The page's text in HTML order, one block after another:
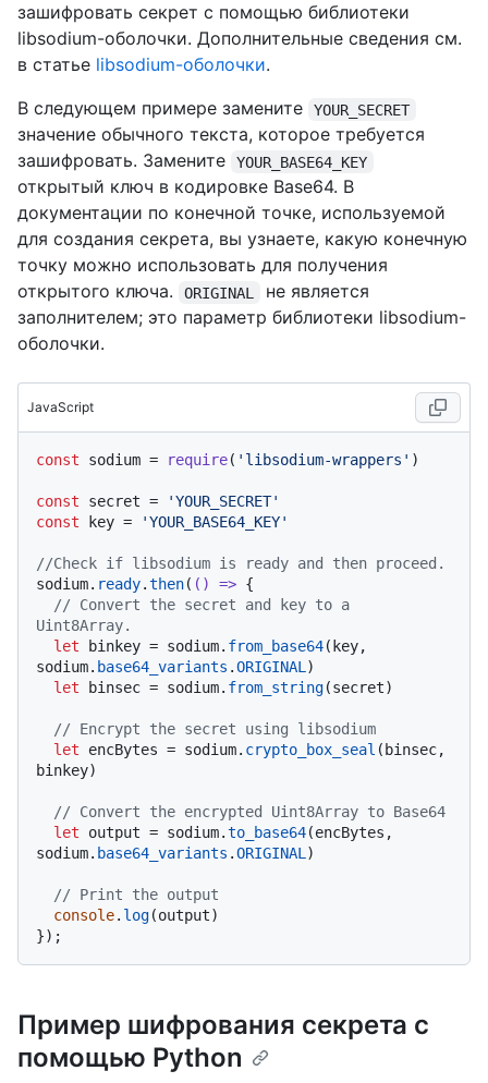
зашифровать секрет с помощью библиотеки
libsodium-оболочки. Дополнительные сведения см.
в статье libsodium-оболочки.
В следующем примере замените
YOUR_SECRET
значение обычного текста, которое требуется
зашифровать. Замените
YOUR_BASE64_KEY
открытый ключ в кодировке Base64. В
документации по конечной точке, используемой
для создания секрета, вы узнаете, какую конечную
точку можно использовать для получения
открытого ключа.
ORIGINAL
не является
заполнителем; это параметр библиотеки libsodium-
оболочки.
JavaScript
const sodium = require( 'libsodium-wrappers' )
const secret =
'YOUR_SECRET'
const key = 'YOUR_BASE64_KEY'
//Check if libsodium is ready and then proceed.
sodium. ready.then( () => {
// Convert the secret and key to a
Uint8Array.
let binkey = sodium. from_base64(key,
sodium. base64_variants .ORIGINAL)
let binsec = sodium. from_string(secret)
// Encrypt the secret using libsodium
let encBytes = sodium. crypto_box_seal (binsec,
binkey)
// Convert the encrypted Uint8Array to Base64
let output = sodium.to_base64(encBytes,
sodium. base64_variants .ORIGINAL)
// Print the output
console. log(output)
Пример шифрования секрета с
помощью Python